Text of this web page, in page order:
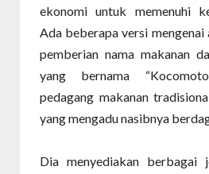
ekonomi untuk memenuhi
Ada beberapa versi mengenai
pemberian nama makanan
yang bernama
pedagang makanan
yang mengadu nasibnya
Dia menyediakan berbagai